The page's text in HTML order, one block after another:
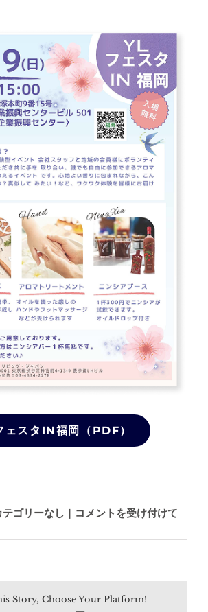
ェスタIN福岡（PDF）
テゴリーなし | YL
ェ
月
コメントを受け付けて
Story, Choose Your Platform!